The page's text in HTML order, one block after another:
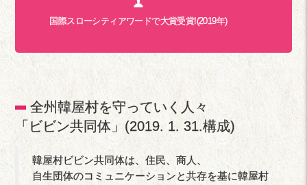
国際スローシティアワードで大賞受賞!(2019年)
全州韓屋村を守っていく人々
「ビビン共同体」(2019. 1. 31.構成)
韓屋村ビビン共同体は、住民、商人、
自生団体のコミュニケーションと共存を基に韓屋村